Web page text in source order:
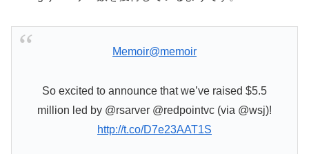
Memoir@memoir
So excited to announce that we’ve raised $5.5
million led by @rsarver @redpointvc (via @wsj)!
http://t.co/D7e23AAT1S